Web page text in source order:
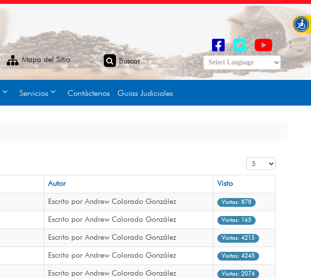
Mapa del Sitio
Servicios Contáctenos Guias Judiciales
Cantidad a mostrar
Autor Visto
Escrito por Andrew Colorado González Visitas: 878
Escrito por Andrew Colorado González Visitas: 165
Escrito por Andrew Colorado González Visitas: 4215
Escrito por Andrew Colorado González Visitas: 4245
Escrito por Andrew Colorado González Visitas: 2074